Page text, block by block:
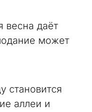
весна даёт
может
становится
аллеи и